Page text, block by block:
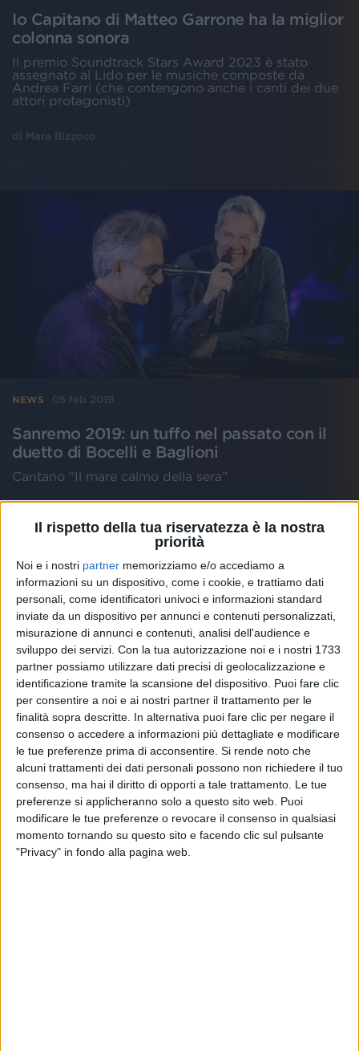
Il rispetto della tua riservatezza è la nostra
priorità
Noi e i nostri partner memorizziamo e/o accediamo a
informazioni su un dispositivo, come i cookie, e trattiamo dati
personali, come identificatori univoci e informazioni standard
inviate da un dispositivo per annunci e contenuti personalizzati,
misurazione di annunci e contenuti, analisi dell'audience e
sviluppo dei servizi. Con la tua autorizzazione noi e i nostri 1733
partner possiamo utilizzare dati precisi di geolocalizzazione e
identificazione tramite la scansione del dispositivo. Puoi fare clic
per consentire a noi e ai nostri partner il trattamento per le
finalità sopra descritte. In alternativa puoi fare clic per negare il
consenso o accedere a informazioni più dettagliate e modificare
le tue preferenze prima di acconsentire. Si rende noto che
alcuni trattamenti dei dati personali possono non richiedere il tuo
consenso, ma hai il diritto di opporti a tale trattamento. Le tue
preferenze si applicheranno solo a questo sito web. Puoi
modificare le tue preferenze o revocare il consenso in qualsiasi
momento tornando su questo sito e facendo clic sul pulsante
"Privacy" in fondo alla pagina web.
Io Capitano di Matteo Garrone ha la miglior
colonna sonora
Il premio Soundtrack Stars Award 2023 è stato
assegnato al Lido per le musiche composte da
Andrea Farri (che contengono anche i canti dei due
attori protagonisti)
di Mara Bizzoco
NEWS 05 feb 2019
Sanremo 2019: un tuffo nel passato con il
duetto di Bocelli e Baglioni
Cantano “Il mare calmo della sera”
NEWS 05 feb 2019
Le emozioni sono garantite a Sanremo
2019 con Andrea e Matteo Bocelli
Padre e figlio si raccontano ai microfoni di Radio